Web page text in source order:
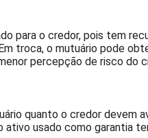
para o credor, pois tem
troca, o mutuário pode
percepção de risco do
quanto o credor devem
usado como garantia